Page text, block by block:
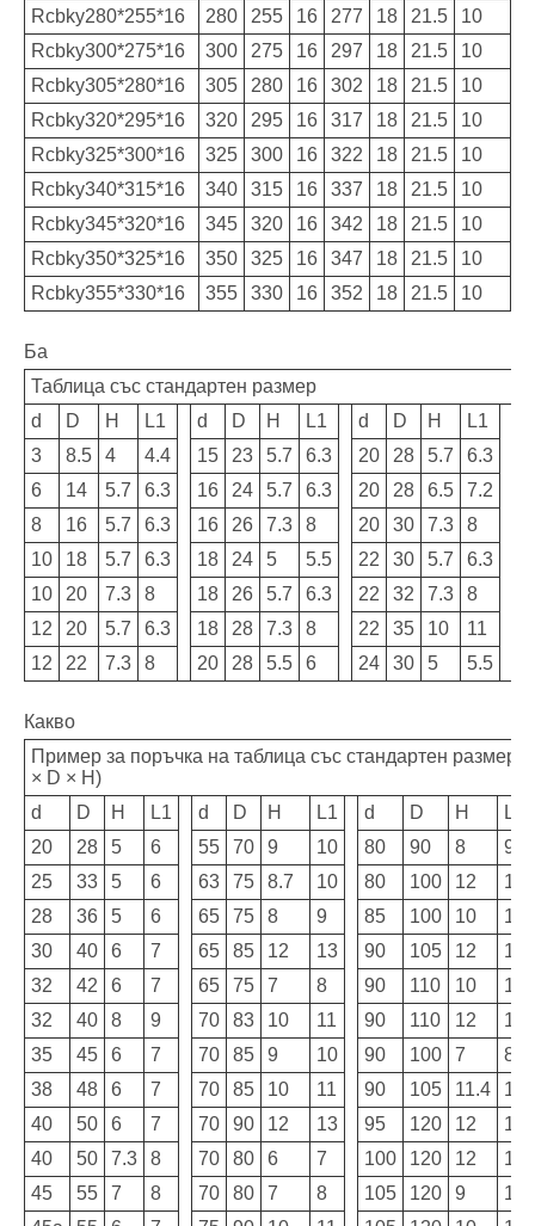
Rcbky280*255*16
280 255 16 277 18 21.5
10
Rcbky300*275*16
300 275 16 297 18 21.5
10
Rcbky305*280*16
305 280 16 302 18 21.5
10
Rcbky320*295*16
320 295 16 317 18 21.5
10
Rcbky325*300*16
325 300 16 322 18 21.5
10
Rcbky340*315*16
340 315 16 337 18 21.5
10
Rcbky345*320*16
345 320 16 342 18 21.5
10
Rcbky350*325*16
350 325 16 347 18 21.5
10
Rcbky355*330*16
355 330 16 352 18 21.5 10
Ба
Таблица със стандартен размер
d
D H L1 d D H L1 d D H L1
3
8.5 4 4.4 15 23 5.7 6.3 20 28 5.7 6.3
6
14 5.7 6.3 16 24 5.7 6.3 20 28 6.5 7.2
8
16 5.7 6.3 16 26 7.3 8 20 30 7.3 8
10
18 5.7 6.3 18 24 5 5.5 22 30 5.7 6.3
10
20 7.3 8 18 26 5.7 6.3 22 32 7.3 8
12
20 5.7 6.3 18 28 7.3 8 22 35 10 11
12
22 7.3 8 20 28 5.5 6 24 30 5 5.5
Какво
Пример за поръчка на таблица със стандартен размер:
× D × H)
d
D H L1 d D H L1 d D H
L1
20
28 5 6 55 70 9 10 80 90 8
9
25
33 5 6 63 75 8.7 10 80 100 12
13
28
36 5 6 65 75 8 9 85 100 10
11
30
40 6 7 65 85 12 13 90 105 12
13
32
42 6 7 65 75 7 8 90 110 10
11
32
40 8 9 70 83 10 11 90 110 12
13
35
45 6 7 70 85 9 10 90 100 7
8
38
48 6 7 70 85 10 11 90 105 11.4
12
40
50 6 7 70 90 12 13 95 120 12
13
40
50 7.3 8 70 80 6 7 100 120 12
13
45
55 7 8 70 80 7 8 105 120 9
10